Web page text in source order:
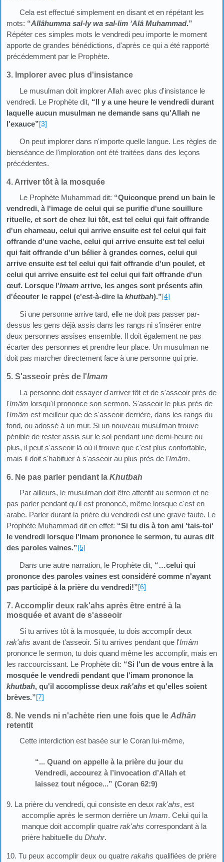
Cela est effectué simplement en disant et en répétant les
mots: “Allâhumma sal-ly wa sal-lim ‘Alâ Muhammad.”
Répéter ces simples mots le vendredi peu importe le moment
apporte de grandes bénédictions, d'après ce qui a été rapporté
précédemment par le Prophète.
3. Implorer avec plus d'insistance
Le musulman doit implorer Allah avec plus d'insistance le
vendredi. Le Prophète dit, “Il y a une heure le vendredi durant
laquelle aucun musulman ne demande sans qu'Allah ne
l'exauce”[3]
On peut implorer dans n'importe quelle langue. Les règles de
bienséance de l'imploration ont été traitées dans des leçons
précédentes.
4. Arriver tôt à la mosquée
Le Prophète Muhammad dit: “Quiconque prend un bain le
vendredi, à l'image de celui qui se purifie d'une souillure
rituelle, et sort de chez lui tôt, est tel celui qui fait offrande
d'un chameau, celui qui arrive ensuite est tel celui qui fait
offrande d'une vache, celui qui arrive ensuite est tel celui
qui fait offrande d'un bélier à grandes cornes, celui qui
arrive ensuite est tel celui qui fait offrande d'un poulet, et
celui qui arrive ensuite est tel celui qui fait offrande d'un
œuf. Lorsque l'Imam arrive, les anges sont présents afin
d'écouter le rappel (c'est-à-dire lakhutbah).”[4]
Si une personne arrive tard, elle ne doit pas passer par-
dessus les gens déjà assis dans les rangs ni s'insérer entre
deux personnes assises ensemble. Il doit également ne pas
écarter des personnes et prendre leur place. Un musulman ne
doit pas marcher directement face à une personne qui prie.
5. S'asseoir près de l'Imam
La personne doit essayer d'arriver tôt et de s'asseoir près de
l'Imâm lorsqu'il prononce son sermon. S'asseoir le plus près de
l'Imâm est meilleur que de s'asseoir derrière, dans les rangs du
fond, ou adossé à un mur. Si un nouveau musulman trouve
pénible de rester assis sur le sol pendant une demi-heure ou
plus, il peut s'asseoir là où il trouve que c'est plus confortable,
mais il doit s'habituer à s'asseoir au plus près de l'Imâm.
6. Ne pas parler pendant la Khutbah
Par ailleurs, le musulman doit être attentif au sermon et ne
pas parler pendant qu'il est prononcé, même lorsque c'est en
arabe. Parler durant la prière du vendredi est une grave faute. Le
Prophète Muhammad dit en effet: “Si tu dis à ton ami 'tais-toi'
le vendredi lorsque l'Imam prononce le sermon, tu auras dit
des paroles vaines.”[5]
Dans une autre narration, le Prophète dit, “…celui qui
prononce des paroles vaines est considéré comme n'ayant
pas participé à la prière du vendredi!”[6]
7. Accomplir deux rak'ahs après être entré à la
mosquée et avant de s'asseoir
Si tu arrives tôt à la mosquée, tu dois accomplir deux
rak'ahs avant de t'asseoir. Si tu arrives pendant que l'Imâm
prononce le sermon, tu dois quand même les accomplir, mais en
les raccourcissant. Le Prophète dit: “Si l'un de vous entre à la
mosquée le vendredi pendant que l'imam prononce la
khutbah, qu'il accomplisse deux rak'ahs et qu'elles soient
brèves.”[7]
8. Ne vends ni n'achète rien une fois que le Adhân
retentit
Cette interdiction est basée sur le Coran lui-même,
“... Quand on appelle à la prière du jour du
Vendredi, accourez à l’invocation d’Allah et
laissez tout négoce...” (Coran 62:9)
9. La prière du vendredi, qui consiste en deux rak'ahs, est
accomplie après le sermon derrière unImam. Celui qui la
manque doit accomplir quatrerak'ahs correspondant à la
prière habituelle duDhuhr.
10. Tu peux accomplir deux ou quatre rakahs qualifiées de prière